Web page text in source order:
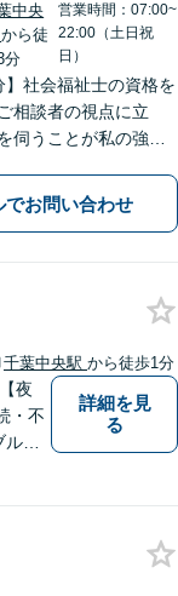
中央
から徒
分
営業時間：07:00~
22:00（土日祝
日）
】社会福祉士の資格を
相談者の視点に立
伺うことが私の強み
れている方でも、ま
談ください【休日・
でお問い合わせ
千葉中央駅 から徒歩1分
夜
・不
に
は
詳細を見
る